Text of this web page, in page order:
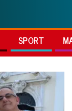
SPORT